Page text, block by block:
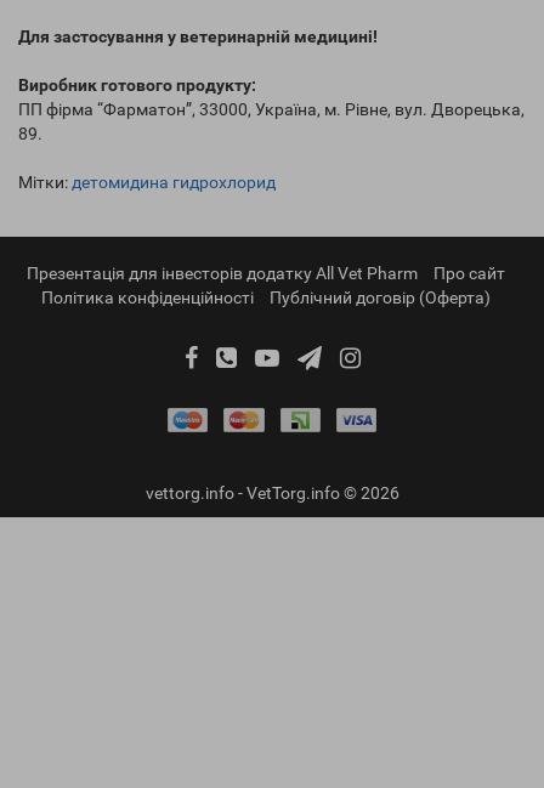
Для застосування у ветеринарній медицині!
Виробник готового продукту:
ПП фірма “Фарматон”, 33000, Україна, м. Рівне, вул. Дворецька,
89.
Мітки: детомидина гидрохлорид
Презентація для інвесторів додатку All Vet Pharm
Про сайт
Політика конфіденційності
Публічний договір (Оферта)
vettorg.info - VetTorg.info © 2026